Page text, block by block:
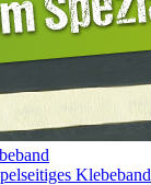
Klebeband